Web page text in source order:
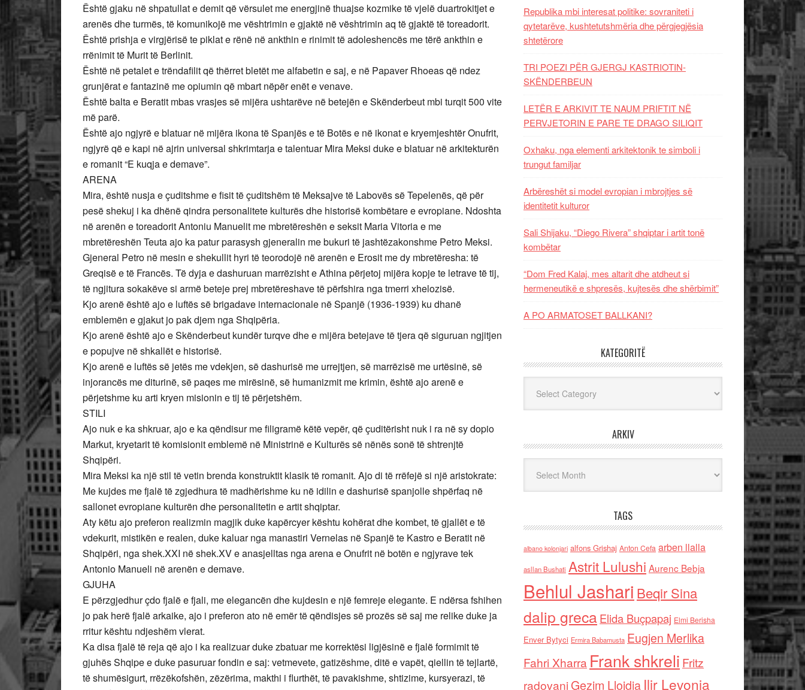
Është gjaku në shpatullat e demit që vërsulet me energjinë thuajse kozmike të vjelë duartrokitjet e
arenës dhe turmës, të komunikojë me vështrimin e gjaktë në vështrimin aq të gjaktë të toreadorit.
Është prishja e virgjërisë te piklat e rënë në ankthin e rinimit të adoleshencës me tërë ankthin e
rrënimit të Murit të Berlinit.
Është në petalet e trëndafilit që thërret bletët me alfabetin e saj, e në Papaver Rhoeas që ndez
grunjërat e fantazinë me opiumin që mbart nëpër enët e venave.
Është balta e Beratit mbas vrasjes së mijëra ushtarëve në betejën e Skënderbeut mbi turqit 500 vite
më parë.
Është ajo ngjyrë e blatuar në mijëra ikona të Spanjës e të Botës e në ikonat e kryemjeshtër Onufrit,
ngjyrë që e kapi në ajrin universal shkrimtarja e talentuar Mira Meksi duke e blatuar në arkitekturën
e romanit “E kuqja e demave”.
ARENA
Mira, është nusja e çuditshme e fisit të çuditshëm të Meksajve të Labovës së Tepelenës, që për
pesë shekuj i ka dhënë qindra personalitete kulturës dhe historisë kombëtare e evropiane. Ndoshta
në arenën e toreadorit Antoniu Manuelit me mbretëreshën e seksit Maria Vitoria e me
mbretëreshën Teuta ajo ka patur parasysh gjeneralin me bukuri të jashtëzakonshme Petro Meksi.
Gjeneral Petro në mesin e shekullit hyri të teorodojë në arenën e Erosit me dy mbretëresha: të
Greqisë e të Francës. Të dyja e dashuruan marrëzisht e Athina përjetoj mijëra kopje te letrave të tij,
të ngjitura sokakëve si armë beteje prej mbretëreshave të përfshira nga tmerri xhelozisë.
Kjo arenë është ajo e luftës së brigadave internacionale në Spanjë (1936-1939) ku dhanë
emblemën e gjakut jo pak djem nga Shqipëria.
Kjo arenë është ajo e Skënderbeut kundër turqve dhe e mijëra betejave të tjera që siguruan ngjitjen
e popujve në shkallët e historisë.
Kjo arenë e luftës së jetës me vdekjen, së dashurisë me urrejtjen, së marrëzisë me urtësinë, së
injorancës me diturinë, së paqes me mirësinë, së humanizmit me krimin, është ajo arenë e
përjetshme ku arti kryen misionin e tij të përjetshëm.
STILI
Ajo nuk e ka shkruar, ajo e ka qëndisur me filigramë këtë vepër, që çuditërisht nuk i ra në sy dopio
Markut, kryetarit të komisionit emblemë në Ministrinë e Kulturës së nënës sonë të shtrenjtë
Shqipëri.
Mira Meksi ka një stil të vetin brenda konstruktit klasik të romanit. Ajo di të rrëfejë si një aristokrate:
Me kujdes me fjalë të zgjedhura të madhërishme ku në idilin e dashurisë spanjolle shpërfaq në
sallonet evropiane kulturën dhe personalitetin e artit shqiptar.
Aty këtu ajo preferon realizmin magjik duke kapërcyer kështu kohërat dhe kombet, të gjallët e të
vdekurit, mistikën e realen, duke kaluar nga manastiri Vernelas në Spanjë te Kastro e Beratit në
Shqipëri, nga shek.XXI në shek.XV e anasjelltas nga arena e Onufrit në botën e ngjyrave tek
Antonio Manueli në arenën e demave.
GJUHA
E përzgjedhur çdo fjalë e fjali, me elegancën dhe kujdesin e një femreje elegante. E ndërsa fshihen
jo pak herë fjalë arkaike, ajo i preferon ato në emër të qëndisjes së prozës së saj me relike duke ja
rritur kështu ndjeshëm vlerat.
Ka disa fjalë të reja që ajo i ka realizuar duke zbatuar me korrektësi ligjësinë e fjalë formimit të
gjuhës Shqipe e duke pasuruar fondin e saj: vetmevete, gatizëshme, ditë e vapët, qiellin të tejlartë,
të shumësigurt, rrëzëkofshën, zëzërima, makthi i flurthët, të pavakishme, shtizime, kursyerazi, të
Republika mbi interesat politike: sovraniteti i
qytetarëve, kushtetutshmëria dhe përgjegjësia
shtetërore
TRI POEZI PËR GJERGJ KASTRIOTIN-
SKËNDERBEUN
LETËR E ARKIVIT TE NAUM PRIFTIT NË
PERVJETORIN E PARE TE DRAGO SILIQIT
Oxhaku, nga elementi arkitektonik te simboli i
trungut familjar
Arbëreshët si model evropian i mbrojtjes së
identitetit kulturor
Sali Shijaku, “Diego Rivera” shqiptar i artit tonë
kombëtar
“Dom Fred Kalaj, mes altarit dhe atdheut si
hermeneutikë e shpresës, kujtesës dhe shërbimit”
A PO ARMATOSET BALLKANI?
KATEGORITË
ARKIV
TAGS
albano kolonjari alfons Grishaj Anton Cefa arben llalla
asllan Bushati Astrit Lulushi Aurenc Bebja
Behlul Jashari Beqir Sina
dalip grecaElida Buçpapaj Elmi Berisha
Enver Bytyci Ermira Babamusta Eugjen Merlika
Fahri Xharra Frank shkreli Fritz
radovaniGezim Llojdia Ilir Levonja